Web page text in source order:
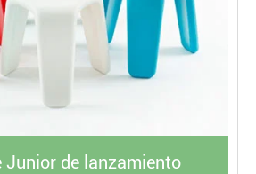
Junior de lanzamiento